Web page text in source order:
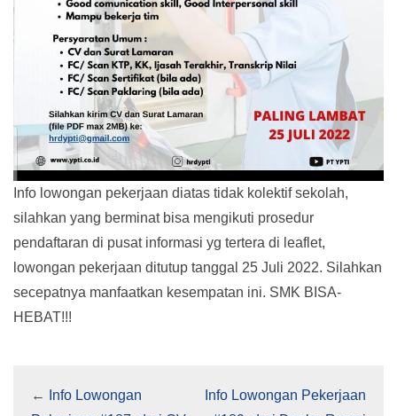
Info lowongan pekerjaan diatas tidak kolektif sekolah,
silahkan yang berminat bisa mengikuti prosedur
pendaftaran di pusat informasi yg tertera di leaflet,
lowongan pekerjaan ditutup tanggal 25 Juli 2022. Silahkan
secepatnya manfaatkan kesempatan ini. SMK BISA-
HEBAT!!!
←
Info Lowongan
Info Lowongan Pekerjaan